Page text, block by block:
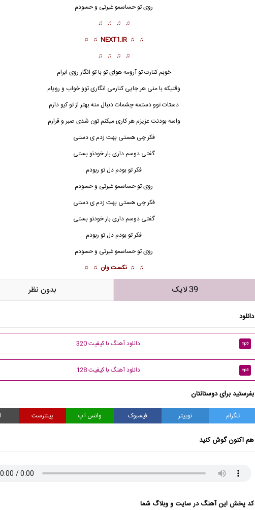
روی تو حساسمو غیرتی و حسودم
♫ ♫ ♫ ♫
♫ ♫
NEXT1.IR
♫ ♫
♫ ♫ ♫ ♫
خوبم کنارت تو آرومه هوای تو با تو انگار روی ابرام
وقتیکه با منی هر جایی کنارمی انگاری توو خواب و رویام
دستات توو دستمه چشمات دنبال منه بهتر از تو کیو دارم
واسه بودنت عزیزم هر کاری میکنم تون شدی صبر و قرارم
فکر چی هستی بهت زدم ی دستی
گفتی دوسم داری بار خودتو بستی
فکر تو بودم دل تو ربودم
روی تو حساسمو غیرتی و حسودم
فکر چی هستی بهت زدم ی دستی
گفتی دوسم داری بار خودتو بستی
فکر تو بودم دل تو ربودم
روی تو حساسمو غیرتی و حسودم
♫ ♫ نکست وان ♫ ♫
39 لایک بدون نظر
دانلود
mp3 دانلود آهنگ با کیفیت 320
mp3 دانلود آهنگ با کیفیت 128
بفرستید برای دوستانتان
تلگرام توییتر فیسبوک واتس آپ پینترست
هم اکنون گوش کنید
کد پخش این آهنگ در سایت و وبلاگ شما